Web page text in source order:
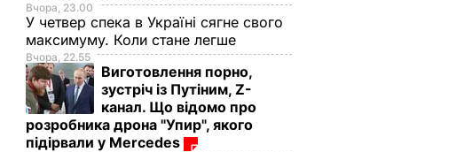
Вчора, 23.00
У четвер спека в Україні сягне свого
максимуму. Коли стане легше
Вчора, 22.55
Виготовлення порно,
зустріч із Путіним, Z-
канал. Що відомо про
розробника дрона "Упир", якого
підірвали у Mercedes